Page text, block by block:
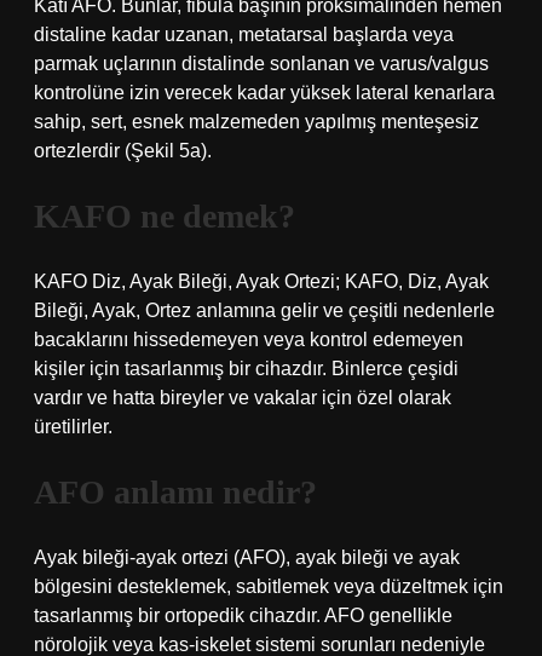
Katı AFO. Bunlar, fibula başının proksimalinden hemen
distaline kadar uzanan, metatarsal başlarda veya
parmak uçlarının distalinde sonlanan ve varus/valgus
kontrolüne izin verecek kadar yüksek lateral kenarlara
sahip, sert, esnek malzemeden yapılmış menteşesiz
ortezlerdir (Şekil 5a).
KAFO ne demek?
KAFO Diz, Ayak Bileği, Ayak Ortezi; KAFO, Diz, Ayak
Bileği, Ayak, Ortez anlamına gelir ve çeşitli nedenlerle
bacaklarını hissedemeyen veya kontrol edemeyen
kişiler için tasarlanmış bir cihazdır. Binlerce çeşidi
vardır ve hatta bireyler ve vakalar için özel olarak
üretilirler.
AFO anlamı nedir?
Ayak bileği-ayak ortezi (AFO), ayak bileği ve ayak
bölgesini desteklemek, sabitlemek veya düzeltmek için
tasarlanmış bir ortopedik cihazdır. AFO genellikle
nörolojik veya kas-iskelet sistemi sorunları nedeniyle